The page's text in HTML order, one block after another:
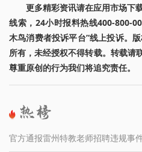
更多精彩资讯请在应用市场下
线索，24小时报料热线400-800-
木鸟消费者投诉平台”线上投诉。
所有，未经授权不得转载。转载
尊重原创的行为我们将追究责任。
官方通报雷州特教老师招聘违规事